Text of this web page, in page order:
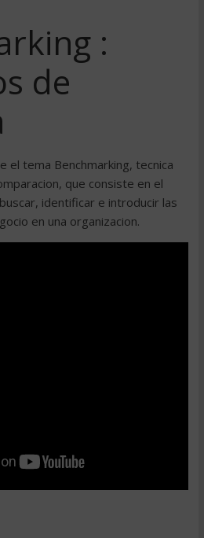
:
de
el tema Benchmarking, tecnica
que consiste en el
identificar e introducir las
en una organizacion.